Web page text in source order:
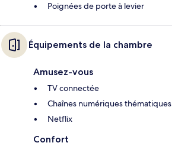
Poignées de porte à levier
Équipements de la chambre
Amusez-vous
TV connectée
Chaînes numériques thématiques
Netflix
Confort